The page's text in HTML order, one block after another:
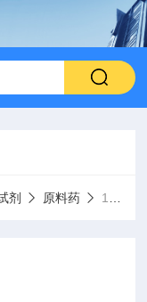
剂 原料药 10g/瓶磺达肝癸钠中间体-N-3,114903-05-8